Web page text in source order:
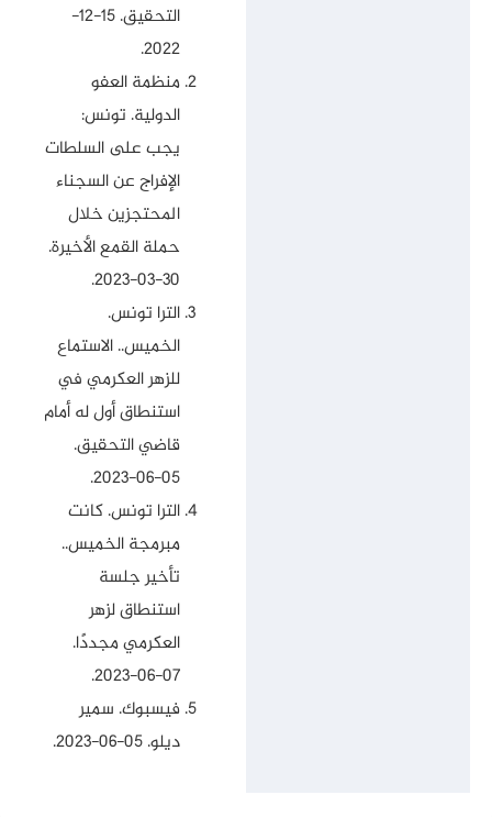
التحقيق
. 15-12-
2022.
منظمة العفو
الدولية. تونس:
يجب على السلطات
الإفراج عن السجناء
المحتجزين خلال
حملة القمع الأخيرة.
30-03-2023.
الترا تونس.
الخميس.. الاستماع
للزهر العكرمي في
استنطاق أول له أمام
قاضي التحقيق.
05-06-2023.
الترا تونس.كانت
مبرمجة الخميس..
تأخير جلسة
استنطاق لزهر
العكرمي مجددًا.
07-06-2023.
فيسبوك. سمير
ديلو. 05-06-2023.